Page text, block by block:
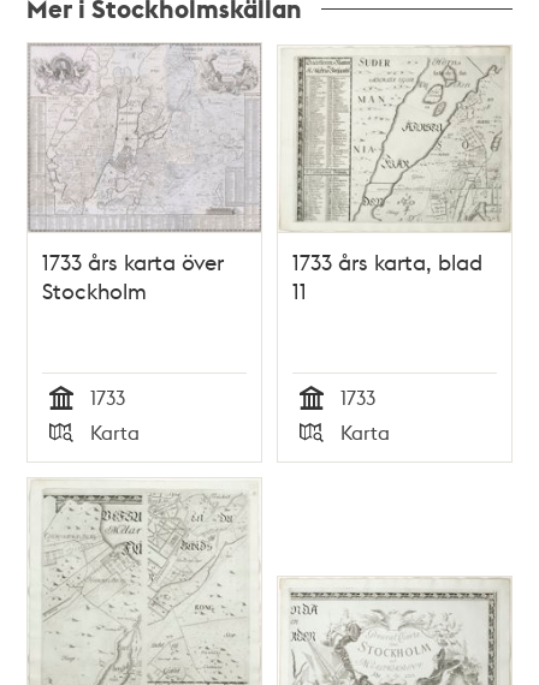
Mer i Stockholmskällan
Relaterade
poster
och
teman
1733 års karta över
Stockholm
Tid
1733
Typ
Karta
1733 års karta, blad
11
Tid
1733
Typ
Karta